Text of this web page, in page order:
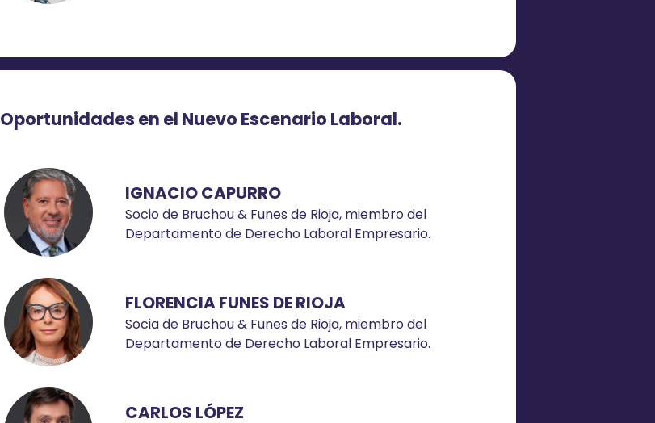
Oportunidades en el Nuevo Escenario Laboral.
IGNACIO CAPURRO
Socio de Bruchou & Funes de Rioja, miembro del
Departamento de Derecho Laboral Empresario.
FLORENCIA FUNES DE RIOJA
Socia de Bruchou & Funes de Rioja, miembro del
Departamento de Derecho Laboral Empresario.
CARLOS LÓPEZ